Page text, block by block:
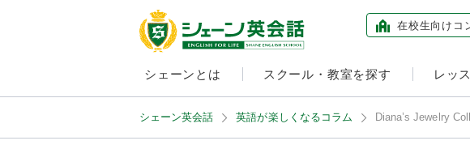
在校生向け コ
シェーンとは スクール・教室を探す レッ
シェーン英会話 英語が楽しくなるコラム Diana’s Jewelry